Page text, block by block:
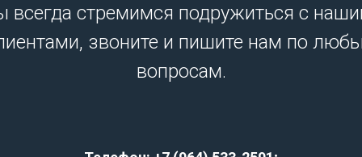
всегда стремимся подружиться с
звоните и пишите нам по
вопросам.